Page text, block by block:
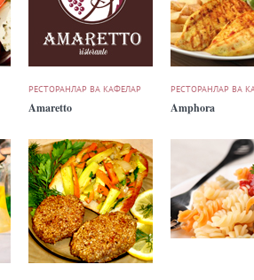
РЕСТОРАНЛАР ВА КАФЕЛАР
Amaretto
РЕСТОРАНЛАР ВА
Amphora